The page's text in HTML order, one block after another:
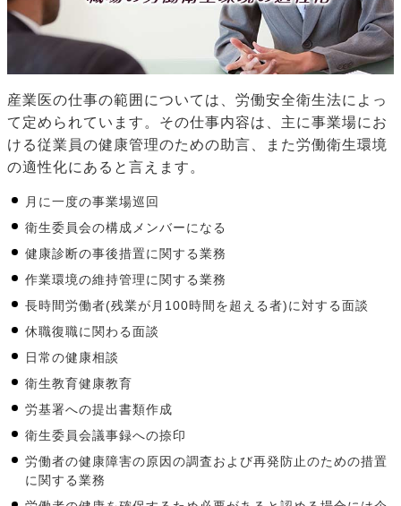
産業医の仕事の範囲については、労働安全衛生法によっ
て定められています。その仕事内容は、主に事業場にお
ける従業員の健康管理のための助言、また労働衛生環境
の適性化にあると言えます。
月に一度の事業場巡回
衛生委員会の構成メンバーになる
健康診断の事後措置に関する業務
作業環境の維持管理に関する業務
長時間労働者(残業が月100時間を超える者)に対する面談
休職復職に関わる面談
日常の健康相談
衛生教育健康教育
労基署への提出書類作成
衛生委員会議事録への捺印
労働者の健康障害の原因の調査および再発防止のための措置
に関する業務